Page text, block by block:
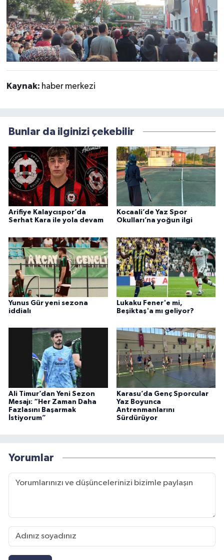
Kaynak: haber merkezi
Bunlar da ilginizi çekebilir
Arifiye Kalaycıspor’da
Serhat Kara ile yola devam
Kocaali’de Yaz Spor
Okulları’na yoğun ilgi
Yunus Gür yeni sezona
iddialı
Lukaku Fener'e mi,
Beşiktaş'a mı geliyor?
Ali Timur’dan Yeni Sezon
Mesajı: “Her Zaman Daha
Fazlasını Başarmak
İstiyorum”
Karasu’da Genç Sporcular
Yaz Boyunca
Antrenmanlarını
Sürdürüyor
Yorumlar